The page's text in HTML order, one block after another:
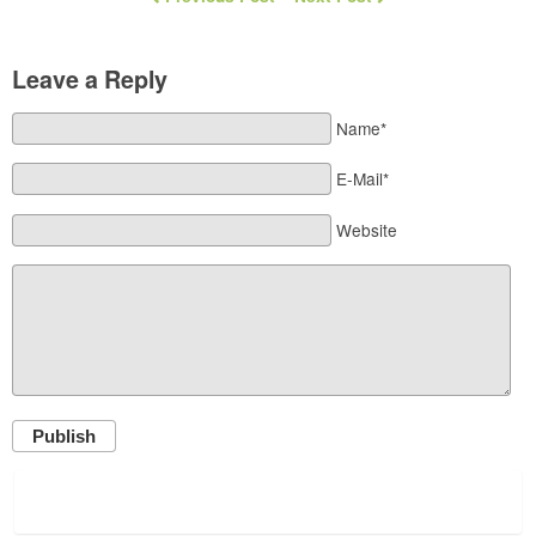
Leave a Reply
Name*
E-Mail*
Website
Publish